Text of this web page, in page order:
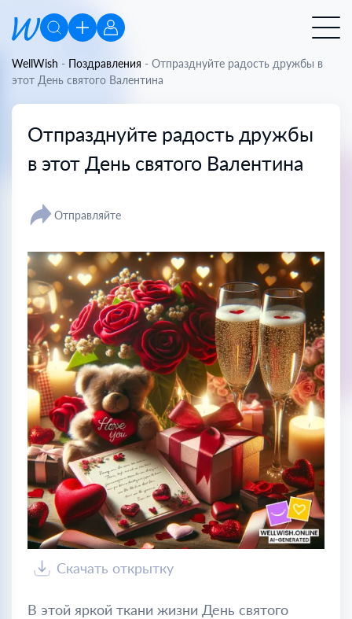
WellWish - Поздравления - Отпразднуйте радость дружбы в
этот День святого Валентина
Отпразднуйте радость дружбы
в этот День святого Валентина
Отправляйте
Скачать открытку
В этой яркой ткани жизни День святого